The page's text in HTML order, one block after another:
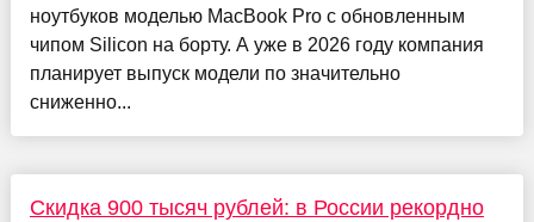
ноутбуков моделью MacBook Pro с обновленным
чипом Silicon на борту. А уже в 2026 году компания
планирует выпуск модели по значительно
сниженно...
Скидка 900 тысяч рублей: в России рекордно